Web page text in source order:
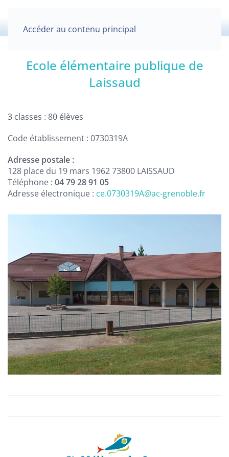
Accéder au contenu principal
Ecole élémentaire publique de
Laissaud
3 classes : 80 élèves
Code établissement : 0730319A
Adresse postale :
128 place du 19 mars 1962 73800 LAISSAUD
Téléphone : 04 79 28 91 05
Adresse électronique : ce.0730319A@ac-grenoble.fr